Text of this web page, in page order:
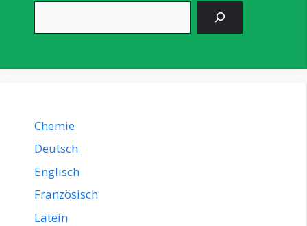
Chemie
Deutsch
Englisch
Französisch
Latein